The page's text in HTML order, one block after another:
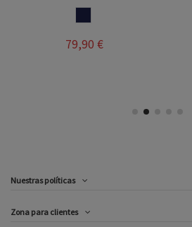
79,90 €
Nuestras políticas
Zona para clientes